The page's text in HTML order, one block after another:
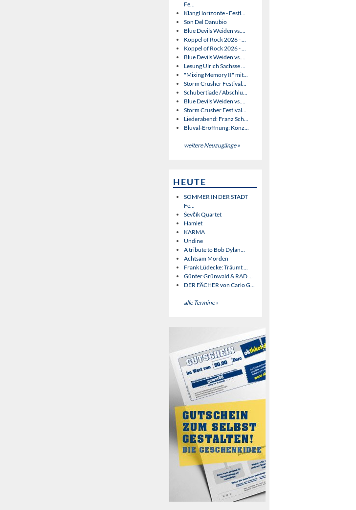
Fe...
KlangHorizonte - Festl...
Son Del Danubio
Blue Devils Weiden vs....
Koppel of Rock 2026 - ...
Koppel of Rock 2026 - ...
Blue Devils Weiden vs....
Lesung Ulrich Sachsse ...
"Mixing Memory II" mit...
Storm Crusher Festival...
Schubertiade / Abschlu...
Blue Devils Weiden vs....
Storm Crusher Festival...
Liederabend: Franz Sch...
Bluval-Eröffnung: Konz...
weitere Neuzugänge »
HEUTE
SOMMER IN DER STADT
Fe...
Ševčík Quartet
Hamlet
KARMA
Undine
A tribute to Bob Dylan...
Achtsam Morden
Frank Lüdecke: Träumt ...
Günter Grünwald & RAD ...
DER FÄCHER von Carlo G...
alle Termine »